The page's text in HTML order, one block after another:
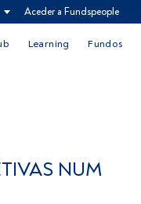
Aceder a Fundspeople
Learning Fundos
NUM